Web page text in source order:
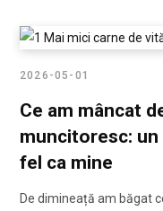
2026-05-01
Ce am mâncat
muncitoresc:
fel ca mine
De dimineață am băgat